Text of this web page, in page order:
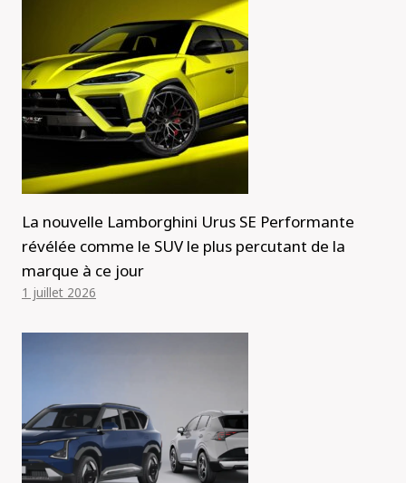
La nouvelle Lamborghini Urus SE Performante
révélée comme le SUV le plus percutant de la
marque à ce jour
1 juillet 2026